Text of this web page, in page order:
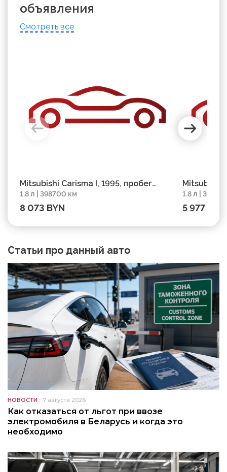
объявления
Смотреть все
Mitsubishi Carisma I, 1995, пробег
398700 км
1.8 л | 398700 км
8 073 BYN
Mitsubishi
350000 км
1.8 л |
5 977 BYN
Статьи про данный авто
НОВОСТИ 7 августа 2026
Как отказаться от льгот при ввозе
электромобиля в Беларусь и когда это
необходимо